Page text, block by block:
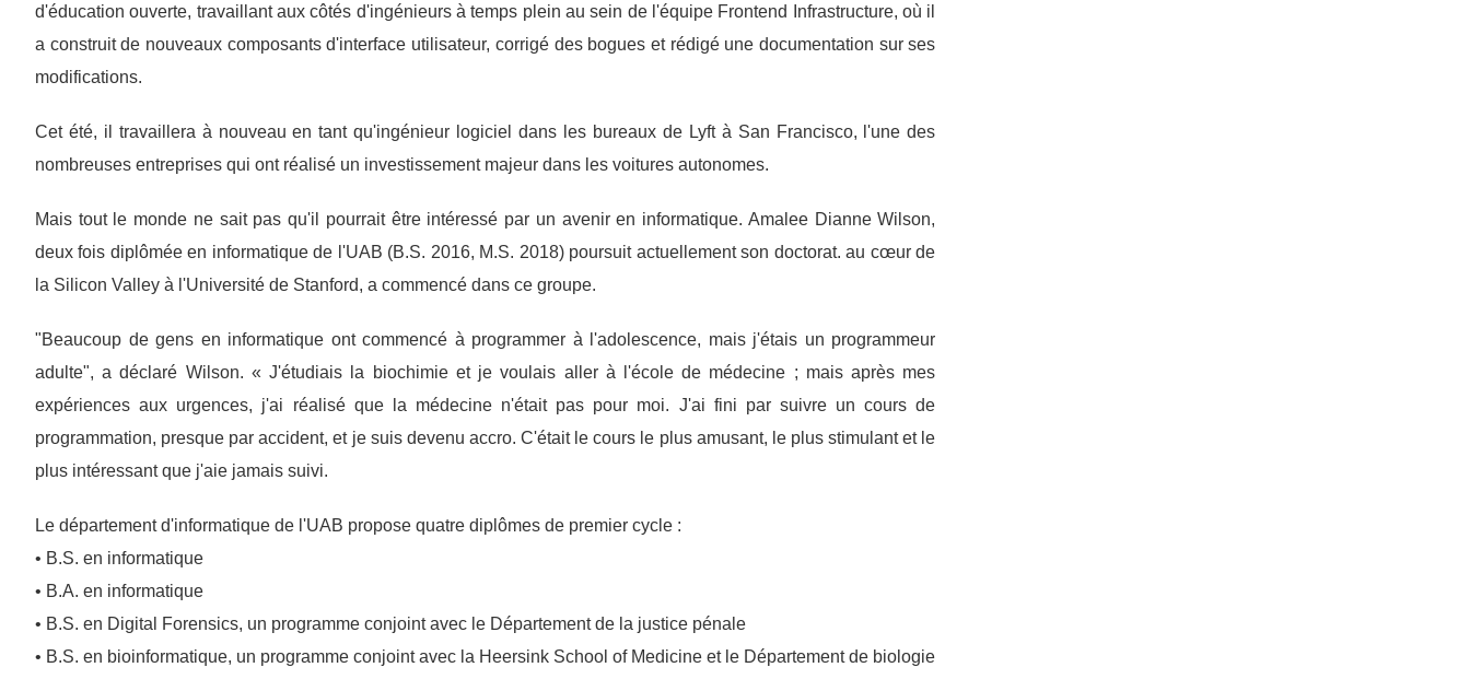
d'éducation ouverte, travaillant aux côtés d'ingénieurs à temps plein au sein de l'équipe Frontend Infrastructure, où il
a construit de nouveaux composants d'interface utilisateur, corrigé des bogues et rédigé une documentation sur ses
modifications.
Cet été, il travaillera à nouveau en tant qu'ingénieur logiciel dans les bureaux de Lyft à San Francisco, l'une des
nombreuses entreprises qui ont réalisé un investissement majeur dans les voitures autonomes.
Mais tout le monde ne sait pas qu'il pourrait être intéressé par un avenir en informatique. Amalee Dianne Wilson,
deux fois diplômée en informatique de l'UAB (B.S. 2016, M.S. 2018) poursuit actuellement son doctorat. au cœur de
la Silicon Valley à l'Université de Stanford, a commencé dans ce groupe.
"Beaucoup de gens en informatique ont commencé à programmer à l'adolescence, mais j'étais un programmeur
adulte", a déclaré Wilson. « J'étudiais la biochimie et je voulais aller à l'école de médecine ; mais après mes
expériences aux urgences, j'ai réalisé que la médecine n'était pas pour moi. J'ai fini par suivre un cours de
programmation, presque par accident, et je suis devenu accro. C'était le cours le plus amusant, le plus stimulant et le
plus intéressant que j'aie jamais suivi.
Le département d'informatique de l'UAB propose quatre diplômes de premier cycle :
• B.S. en informatique
• B.A. en informatique
• B.S. en Digital Forensics, un programme conjoint avec le Département de la justice pénale
• B.S. en bioinformatique, un programme conjoint avec la Heersink School of Medicine et le Département de biologie